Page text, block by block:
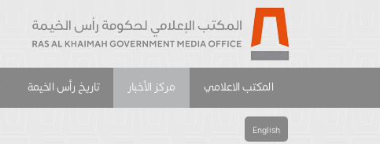
المكتب الاعلامي مركز الأخبار تاريخ رأس الخيمة
English